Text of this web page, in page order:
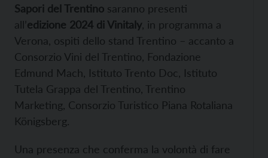
Sapori del Trentino saranno presenti
all’edizione 2024 di Vinitaly , in programma a
Verona, ospiti dello stand Trentino – accanto a
Consorzio Vini del Trentino, Fondazione
Edmund Mach, Istituto Trento Doc, Istituto
Tutela Grappa del Trentino, Trentino
Marketing, Consorzio Turistico Piana Rotaliana
Königsberg.
Una presenza che conferma la volontà di fare